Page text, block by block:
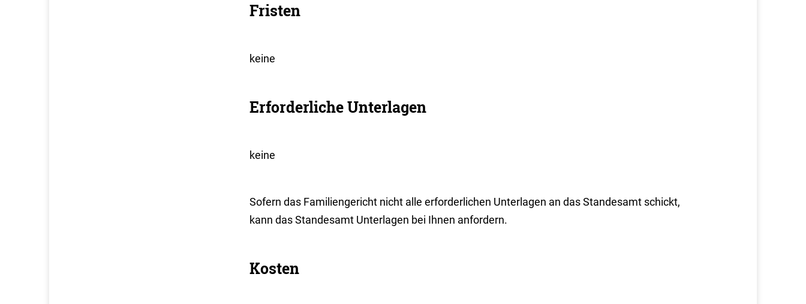
Fristen
keine
Erforderliche Unterlagen
keine
Sofern das Familiengericht nicht alle erforderlichen Unterlagen an das Standesamt schickt,
kann das Standesamt Unterlagen bei Ihnen anfordern.
Kosten